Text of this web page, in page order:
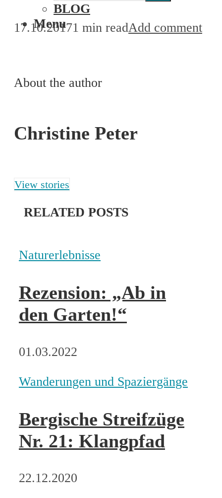
BLOG
Menu
17.10.20171 min readAdd comment
About the author
Christine Peter
View stories
RELATED POSTS
Naturerlebnisse
Rezension: „Ab in
den Garten!“
01.03.2022
Wanderungen und Spaziergänge
Bergische Streifzüge
Nr. 21: Klangpfad
22.12.2020